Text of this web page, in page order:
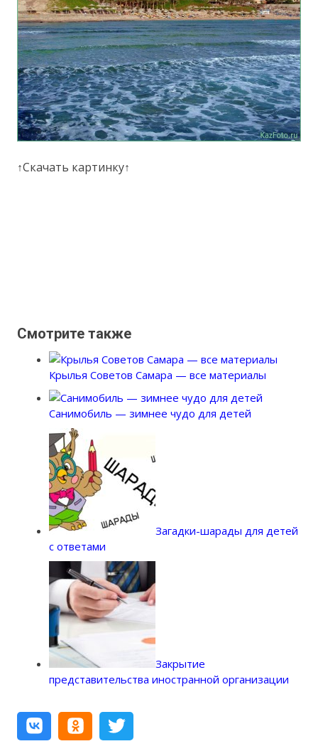
↑Скачать картинку↑
Смотрите также
Крылья Советов Самара — все материалы
Санимобиль — зимнее чудо для детей
Загадки-шарады для детей
с ответами
Закрытие
представительства иностранной организации